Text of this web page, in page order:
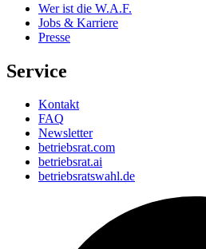
Wer ist die W.A.F.
Jobs & Karriere
Presse
Service
Kontakt
FAQ
Newsletter
betriebsrat.com
betriebsrat.ai
betriebsratswahl.de